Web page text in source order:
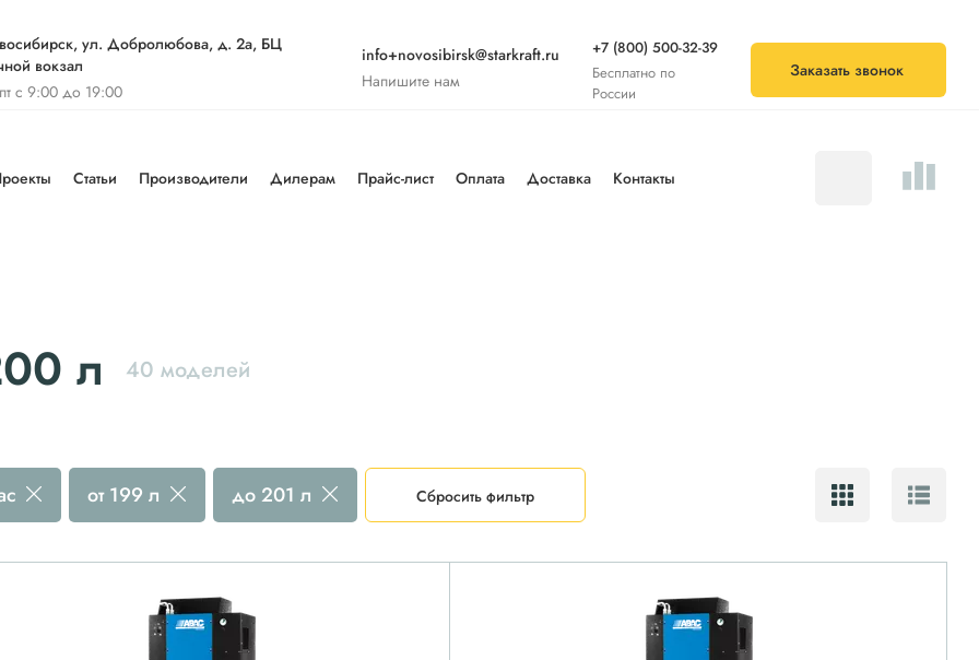
ул. Добролюбова, д. 2а, БЦ
вокзал
с 9:00 до 19:00
info+novosibirsk@starkraft.ru
Напишите нам
+7 (800) 500-32-39
Бесплатно по
России
Заказать звонок
Статьи Производители Дилерам Прайс-лист Оплата Доставка Контакты
л 40 моделей
от 199 л до 201 л Сбросить фильтр